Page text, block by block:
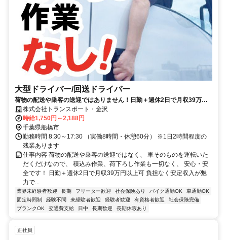
大型ドライバー/回送ドライバー
荷物の配送や乗客の送迎ではありません！日勤＋週休2日で月収39万円
以上可！荷物の積み降ろしなし！
株式会社トランスポート・金沢
時給1,750円～2,188円
千葉県船橋市
勤務時間 8:30～17:30 （実働8時間・休憩60分） ※1日2時間程度の
残業あります
仕事内容 荷物の配送や乗客の送迎ではなく、 車そのものを運転いた
だくだけなので、 積込み作業、荷下ろし作業も一切なく、 安心・安
全です！ 日勤＋週休2日で月収39万円以上可 負担なく安定収入が魅
力で...
業界未経験者歓迎 長期 フリーター歓迎 社会保険あり バイク通勤OK
車通勤OK
固定時間制
経験不問 未経験者歓迎 経験者歓迎 有資格者歓迎
社会保険完備
ブランクOK
交通費支給 日中 長期歓迎 長期休暇あり
正社員